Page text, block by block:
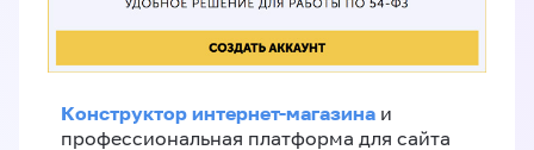
Конструктор интернет-магазина и
профессиональная платформа для сайта